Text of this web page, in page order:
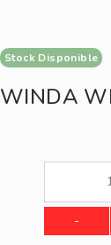
Stock Disponible
WINDA